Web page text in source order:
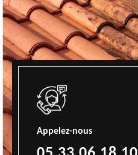
Appelez-nous